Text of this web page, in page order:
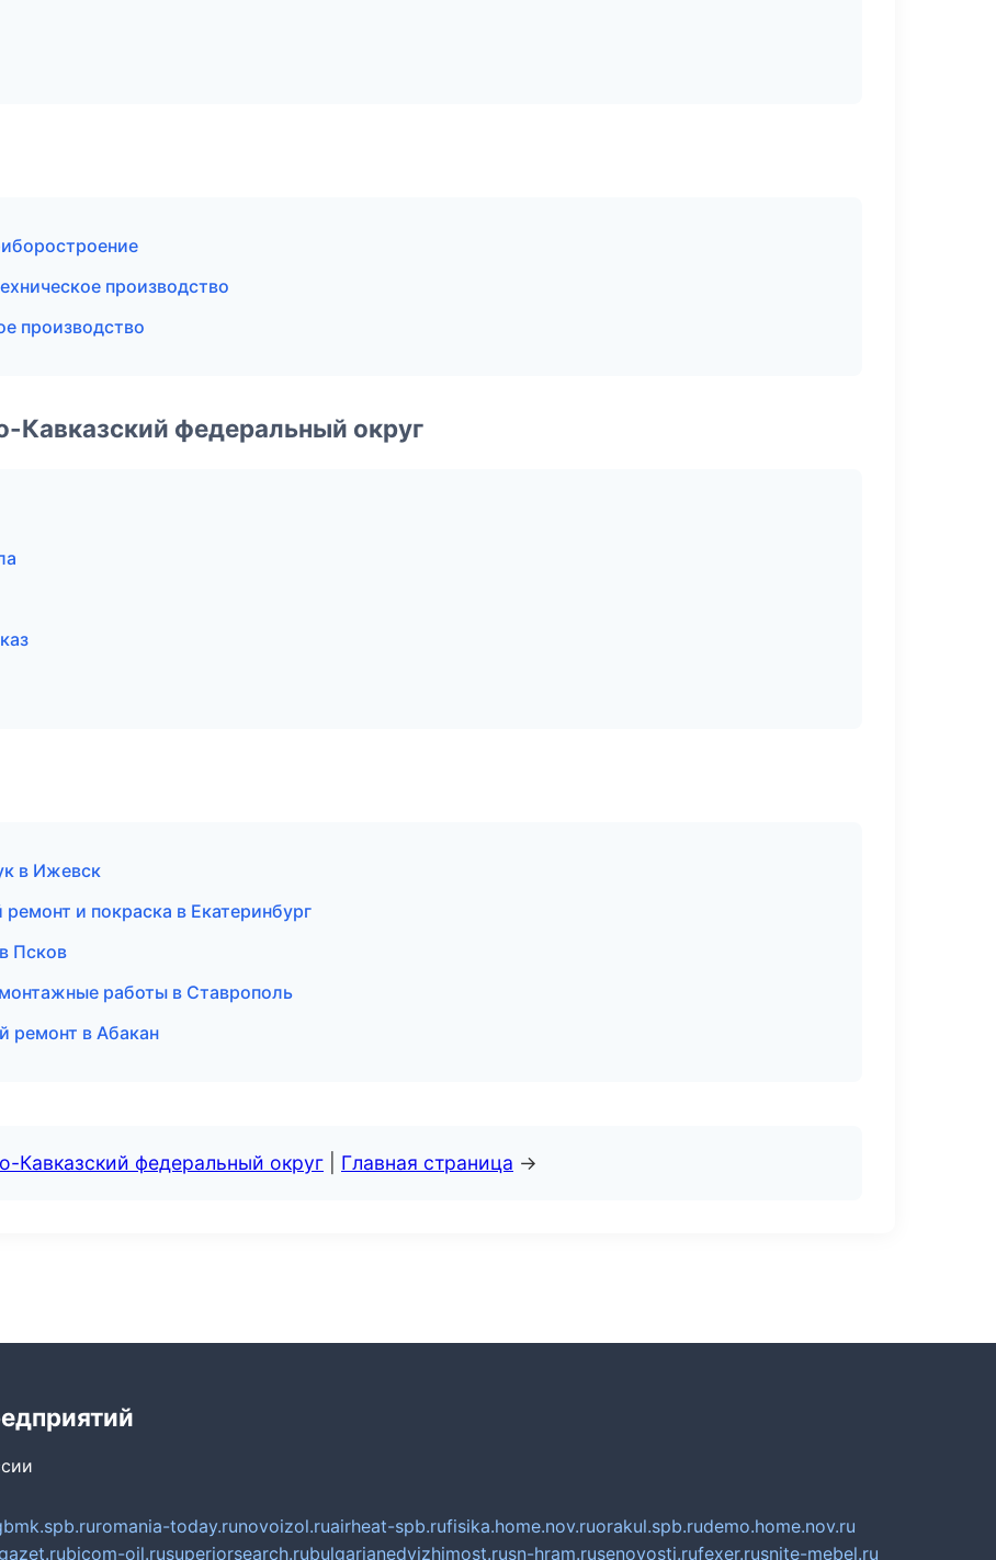
производство
производство
Кавказский федеральный округ
в Ижевск
и покраска в Екатеринбург
Псков
работы в Ставрополь
ремонт в Абакан
Кавказский федеральный округ Главная страница →
romania-today.runovoizol.ruairheat-spb.rufisika.home.nov.ruorakul.spb.rudemo.home.nov.ru
bicom-oil.rusuperiorsearch.rubulgarianedvizhimost.rusn-hram.rusenovosti.rufexer.rusnite-mebel.ru